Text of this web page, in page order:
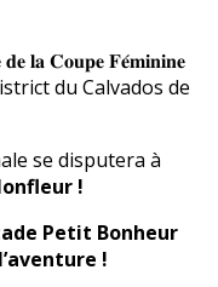
𝐥𝐚 𝐂𝐨𝐮𝐩𝐞 𝐅𝐞́𝐦𝐢𝐧𝐢𝐧𝐞
du Calvados de
se disputera à
!
Petit Bonheur
!